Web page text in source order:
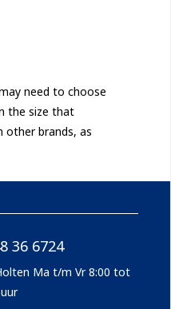
need to choose
the size that
other brands, as
36 6724
Ma t/m Vr 8:00 tot